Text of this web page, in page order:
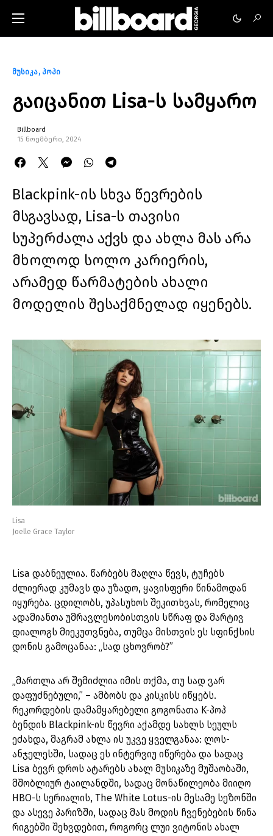
მუსიკა პოპი
გაიცანით Lisa-ს სამყარო
Billboard
15 ნოემბერი, 2024
Blackpink-ის სხვა წევრების
მსგავსად, Lisa-ს თავისი
სუპერძალა აქვს და ახლა მას არა
მხოლოდ სოლო კარიერის,
არამედ წარმატების ახალი
მოდელის შესაქმნელად იყენებს.
Lisa
Joelle Grace Taylor
Lisa დაბნეულია. წარბებს მაღლა წევს, ტუჩებს
ძლიერად კუმავს და უზადო, ყავისფერი წინამოდან
იყურება. ცდილობს, უპასუხოს შეკითხვას, რომელიც
ადამიანთა უმრავლესობისთვის სწრაფ და მარტივ
დიალოგს მიეკუთვნება, თუმცა მისთვის ეს სფინქსის
დონის გამოცანაა: „სად ცხოვრობ?”
„მართლა არ შემიძლია იმის თქმა, თუ სად ვარ
დაფუძნებული,” – ამბობს და კისკისს იწყებს.
რეკორდების დამამყარებელი გოგონათა K-პოპ
ბენდის Blackpink-ის წევრი აქამდე სახლს სეულს
ეძახდა, მაგრამ ახლა ის უკვე ყველგანაა: ლოს-
ანჯელესში, სადაც ეს ინტერვიუ იწერება და სადაც
Lisa ბევრ დროს ატარებს ახალ მუსიკაზე მუშაობაში,
მშობლიურ ტაილანდში, სადაც მონაწილეობა მიიღო
HBO-ს სერიალის, The White Lotus-ის მესამე სეზონში
და ასევე პარიზში, სადაც მას მოდის ჩვენებების წინა
რიგებში შეხვდებით, როგორც ლუი ვიტონის ახალ